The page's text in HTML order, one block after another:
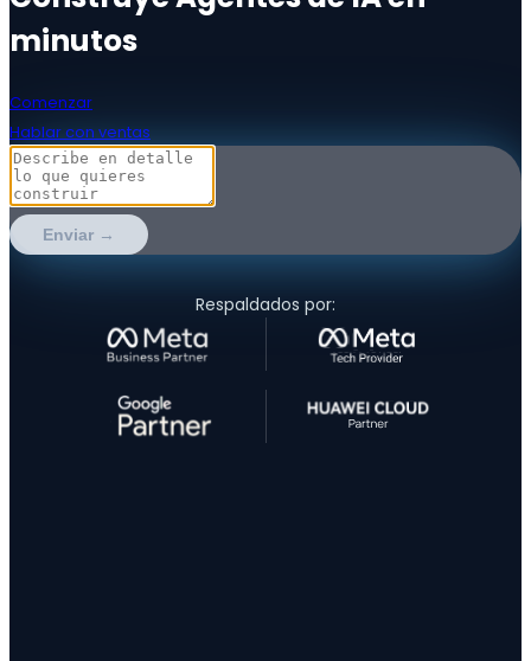
minutos
Comenzar
Hablar con ventas
Enviar →
Respaldados por: